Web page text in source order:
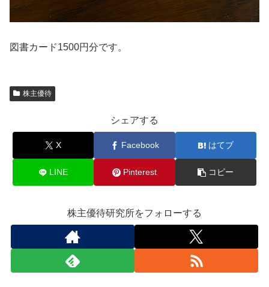
図書カード1500円分です。
株主優待
シェアする
X Facebook はてブ
LINE Pinterest コピー
株主優待研究所をフォローする